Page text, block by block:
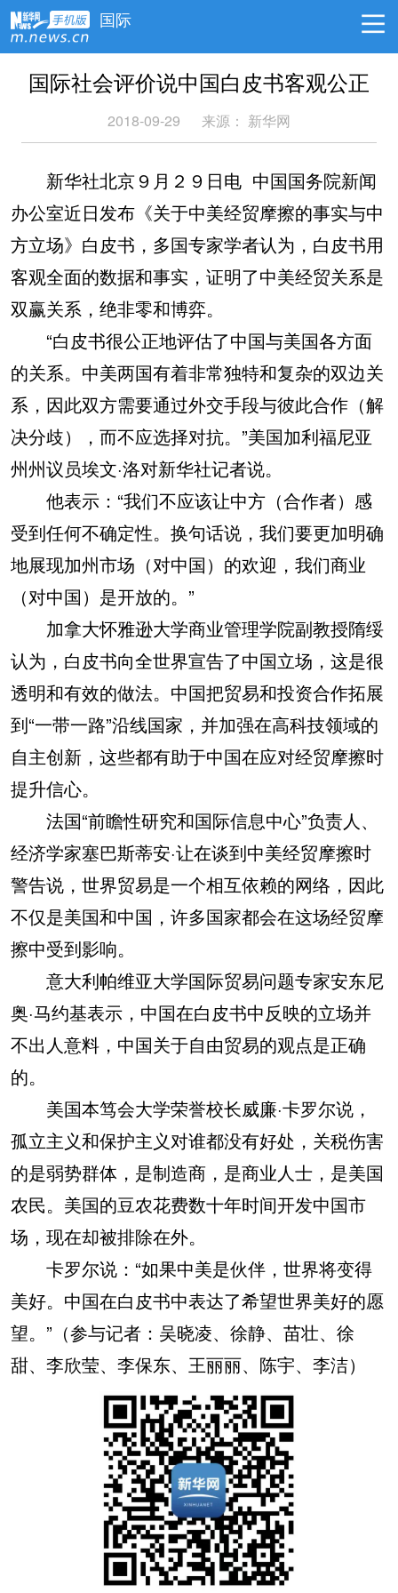
国际
国际社会评价说中国白皮书客观公正
2018-09-29 来源： 新华网
新华社北京９月２９日电 中国国务院新闻
办公室近日发布《关于中美经贸摩擦的事实与中
方立场》白皮书，多国专家学者认为，白皮书用
客观全面的数据和事实，证明了中美经贸关系是
双赢关系，绝非零和博弈。
“白皮书很公正地评估了中国与美国各方面
的关系。中美两国有着非常独特和复杂的双边关
系，因此双方需要通过外交手段与彼此合作（解
决分歧），而不应选择对抗。”美国加利福尼亚
州州议员埃文·洛对新华社记者说。
他表示：“我们不应该让中方（合作者）感
受到任何不确定性。换句话说，我们要更加明确
地展现加州市场（对中国）的欢迎，我们商业
（对中国）是开放的。”
加拿大怀雅逊大学商业管理学院副教授隋绥
认为，白皮书向全世界宣告了中国立场，这是很
透明和有效的做法。中国把贸易和投资合作拓展
到“一带一路”沿线国家，并加强在高科技领域的
自主创新，这些都有助于中国在应对经贸摩擦时
提升信心。
法国“前瞻性研究和国际信息中心”负责人、
经济学家塞巴斯蒂安·让在谈到中美经贸摩擦时
警告说，世界贸易是一个相互依赖的网络，因此
不仅是美国和中国，许多国家都会在这场经贸摩
擦中受到影响。
意大利帕维亚大学国际贸易问题专家安东尼
奥·马约基表示，中国在白皮书中反映的立场并
不出人意料，中国关于自由贸易的观点是正确
的。
美国本笃会大学荣誉校长威廉·卡罗尔说，
孤立主义和保护主义对谁都没有好处，关税伤害
的是弱势群体，是制造商，是商业人士，是美国
农民。美国的豆农花费数十年时间开发中国市
场，现在却被排除在外。
卡罗尔说：“如果中美是伙伴，世界将变得
美好。中国在白皮书中表达了希望世界美好的愿
望。”（参与记者：吴晓凌、徐静、苗壮、徐
甜、李欣莹、李保东、王丽丽、陈宇、李洁）